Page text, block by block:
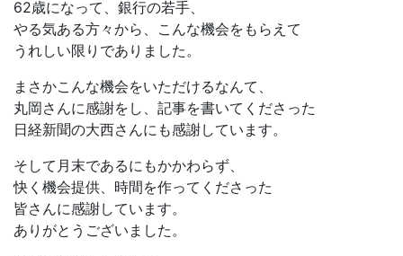
62歳になって、銀行の若手、
やる気ある方々から、こんな機会をもらえて
うれしい限りでありました。
まさかこんな機会をいただけるなんて、
丸岡さんに感謝をし、記事を書いてくださった
日経新聞の大西さんにも感謝しています。
そして月末であるにもかかわらず、
快く機会提供、時間を作ってくださった
皆さんに感謝しています。
ありがとうございました。